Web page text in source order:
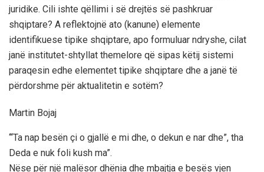
juridike. Cili ishte qëllimi i së drejtës së pashkruar
shqiptare? A reflektojnë ato (kanune) elemente
identifikuese tipike shqiptare, apo formuluar ndryshe, cilat
janë institutet-shtyllat themelore që sipas këtij sistemi
paraqesin edhe elementet tipike shqiptare dhe a janë të
përdorshme për aktualitetin e sotëm?
Martin Bojaj
‘“Ta nap besën çi o gjallë e mi dhe, o dekun e nar dhe”, tha
Deda e nuk foli kush ma”.
Nëse për një malësor dhënia dhe mbajtja e besës vjen